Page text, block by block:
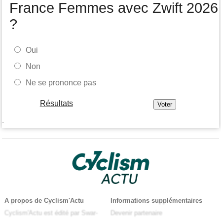
France Femmes avec Zwift 2026
?
Oui
Non
Ne se prononce pas
Résultats
-
A propos de Cyclism'Actu
Cyclism'Actu est édité par Swar-
Informations supplémentaires
Devenir partenaire